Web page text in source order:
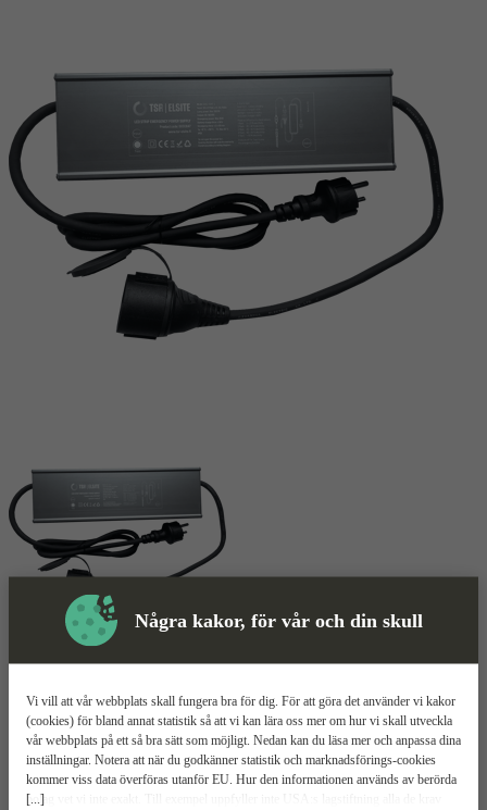
Några kakor, för vår och din skull
[...]
Vi vill att vår webbplats skall fungera bra för dig. För att göra det använder vi kakor
(cookies) för bland annat statistik så att vi kan lära oss mer om hur vi skall utveckla
vår webbplats på ett så bra sätt som möjligt. Nedan kan du läsa mer och anpassa dina
inställningar. Notera att när du godkänner statistik och marknadsförings-cookies
kommer viss data överföras utanför EU. Hur den informationen används av berörda
bolag vet vi inte exakt. Till exempel uppfyller inte USA:s lagstiftning alla de krav
Mer information
TSR Elsite BAU BAT
Nödsäker
Extra trygghet